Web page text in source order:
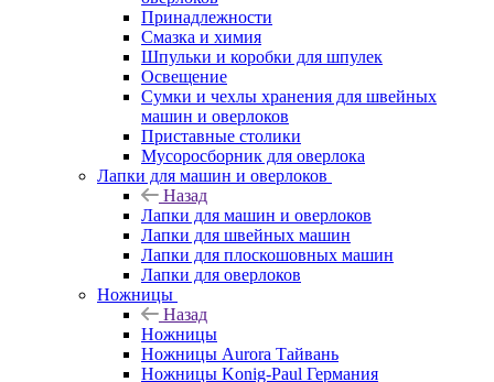
Принадлежности
Смазка и химия
Шпульки и коробки для шпулек
Освещение
Сумки и чехлы хранения для швейных
машин и оверлоков
Приставные столики
Мусоросборник для оверлока
Лапки для машин и оверлоков
Назад
Лапки для машин и оверлоков
Лапки для швейных машин
Лапки для плоскошовных машин
Лапки для оверлоков
Ножницы
Назад
Ножницы
Ножницы Aurora Тайвань
Ножницы Konig-Paul Германия